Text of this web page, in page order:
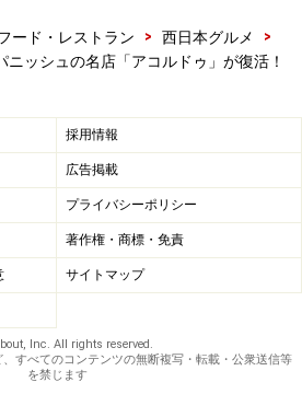
うになる趣向の一皿。
り付けに落ち葉を散らして季節感
するところがユニーク。アソビ心
ね。
と土、穏やかな酸味
、穏やかな酸味
ニュアンスが感じられるビーツの
ード・レストラン > 西日本グルメ
>
ニッシュの名店「アコルドゥ」が復活！
採用情報
広告掲載
プライバシーポリシー
著作権・商標・免責
サイトマップ
Inc. All rights reserved.
すべてのコンテンツの無断複写・転載・公衆送信等
を禁じます